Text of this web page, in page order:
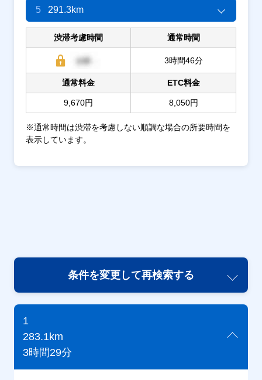
5 291.3km
渋滞考慮時間 通常時間
3時間46分
通常料金
9,670円
ETC料金
8,050円
※通常時間は渋滞を考慮しない順調な場合の所要時間を
表示しています。
条件を変更して再検索する
1
283.1km
3時間29分